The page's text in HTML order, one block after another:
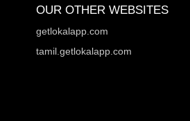
OUR OTHER WEBSITES
getlokalapp.com
tamil.getlokalapp.com